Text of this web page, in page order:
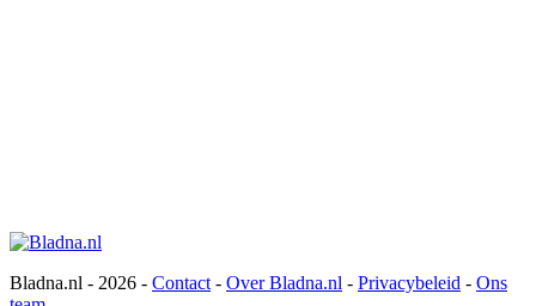
Bladna.nl - 2026 - Contact - Over Bladna.nl - Privacybeleid - Ons